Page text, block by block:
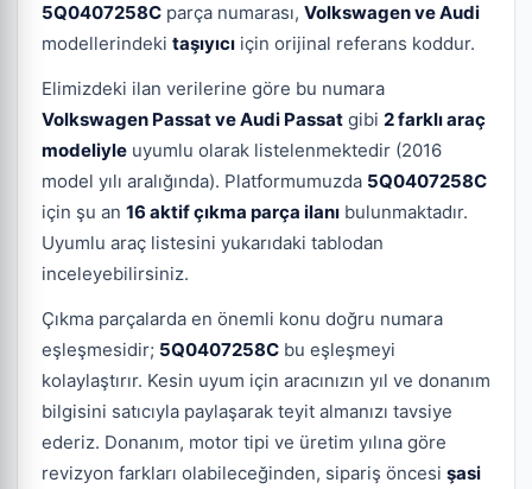
5Q0407258C parça numarası, Volkswagen ve Audi
modellerindeki taşıyıcı için orijinal referans koddur.
Elimizdeki ilan verilerine göre bu numara
Volkswagen Passat ve Audi Passat gibi 2 farklı araç
modeliyle uyumlu olarak listelenmektedir (2016
model yılı aralığında). Platformumuzda 5Q0407258C
için şu an 16 aktif çıkma parça ilanı bulunmaktadır.
Uyumlu araç listesini yukarıdaki tablodan
inceleyebilirsiniz.
Çıkma parçalarda en önemli konu doğru numara
eşleşmesidir; 5Q0407258C bu eşleşmeyi
kolaylaştırır. Kesin uyum için aracınızın yıl ve donanım
bilgisini satıcıyla paylaşarak teyit almanızı tavsiye
ederiz. Donanım, motor tipi ve üretim yılına göre
revizyon farkları olabileceğinden, sipariş öncesi şasi